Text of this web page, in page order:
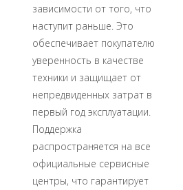
зависимости от того, что
наступит раньше. Это
обеспечивает покупателю
уверенность в качестве
техники и защищает от
непредвиденных затрат в
первый год эксплуатации.
Поддержка
распространяется на все
официальные сервисные
центры, что гарантирует